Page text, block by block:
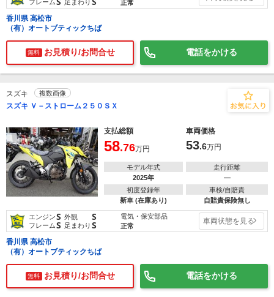
正常
香川県 高松市
（有）オートブティックちば
無料 お見積り/お問合せ 電話をかける
スズキ 複数画像
スズキ Ｖ－ストローム２５０ＳＸ
支払総額 車両価格
58.76万円 53.6万円
モデル年式
2025年
走行距離
―
初度登録年
新車 (在庫あり)
車検/自賠責
自賠責保険無し
エンジンS 外観 S
フレームS 足まわり S
電気・保安部品
正常
車両状態を見る
香川県 高松市
（有）オートブティックちば
無料 お見積り/お問合せ 電話をかける